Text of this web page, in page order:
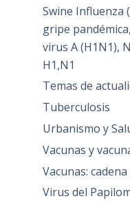
Swine Influenza
gripe
virus A (H1N1),
H1,N1
Temas de
Tuberculosis
Urbanismo y
Vacunas y
Vacunas:
Virus del